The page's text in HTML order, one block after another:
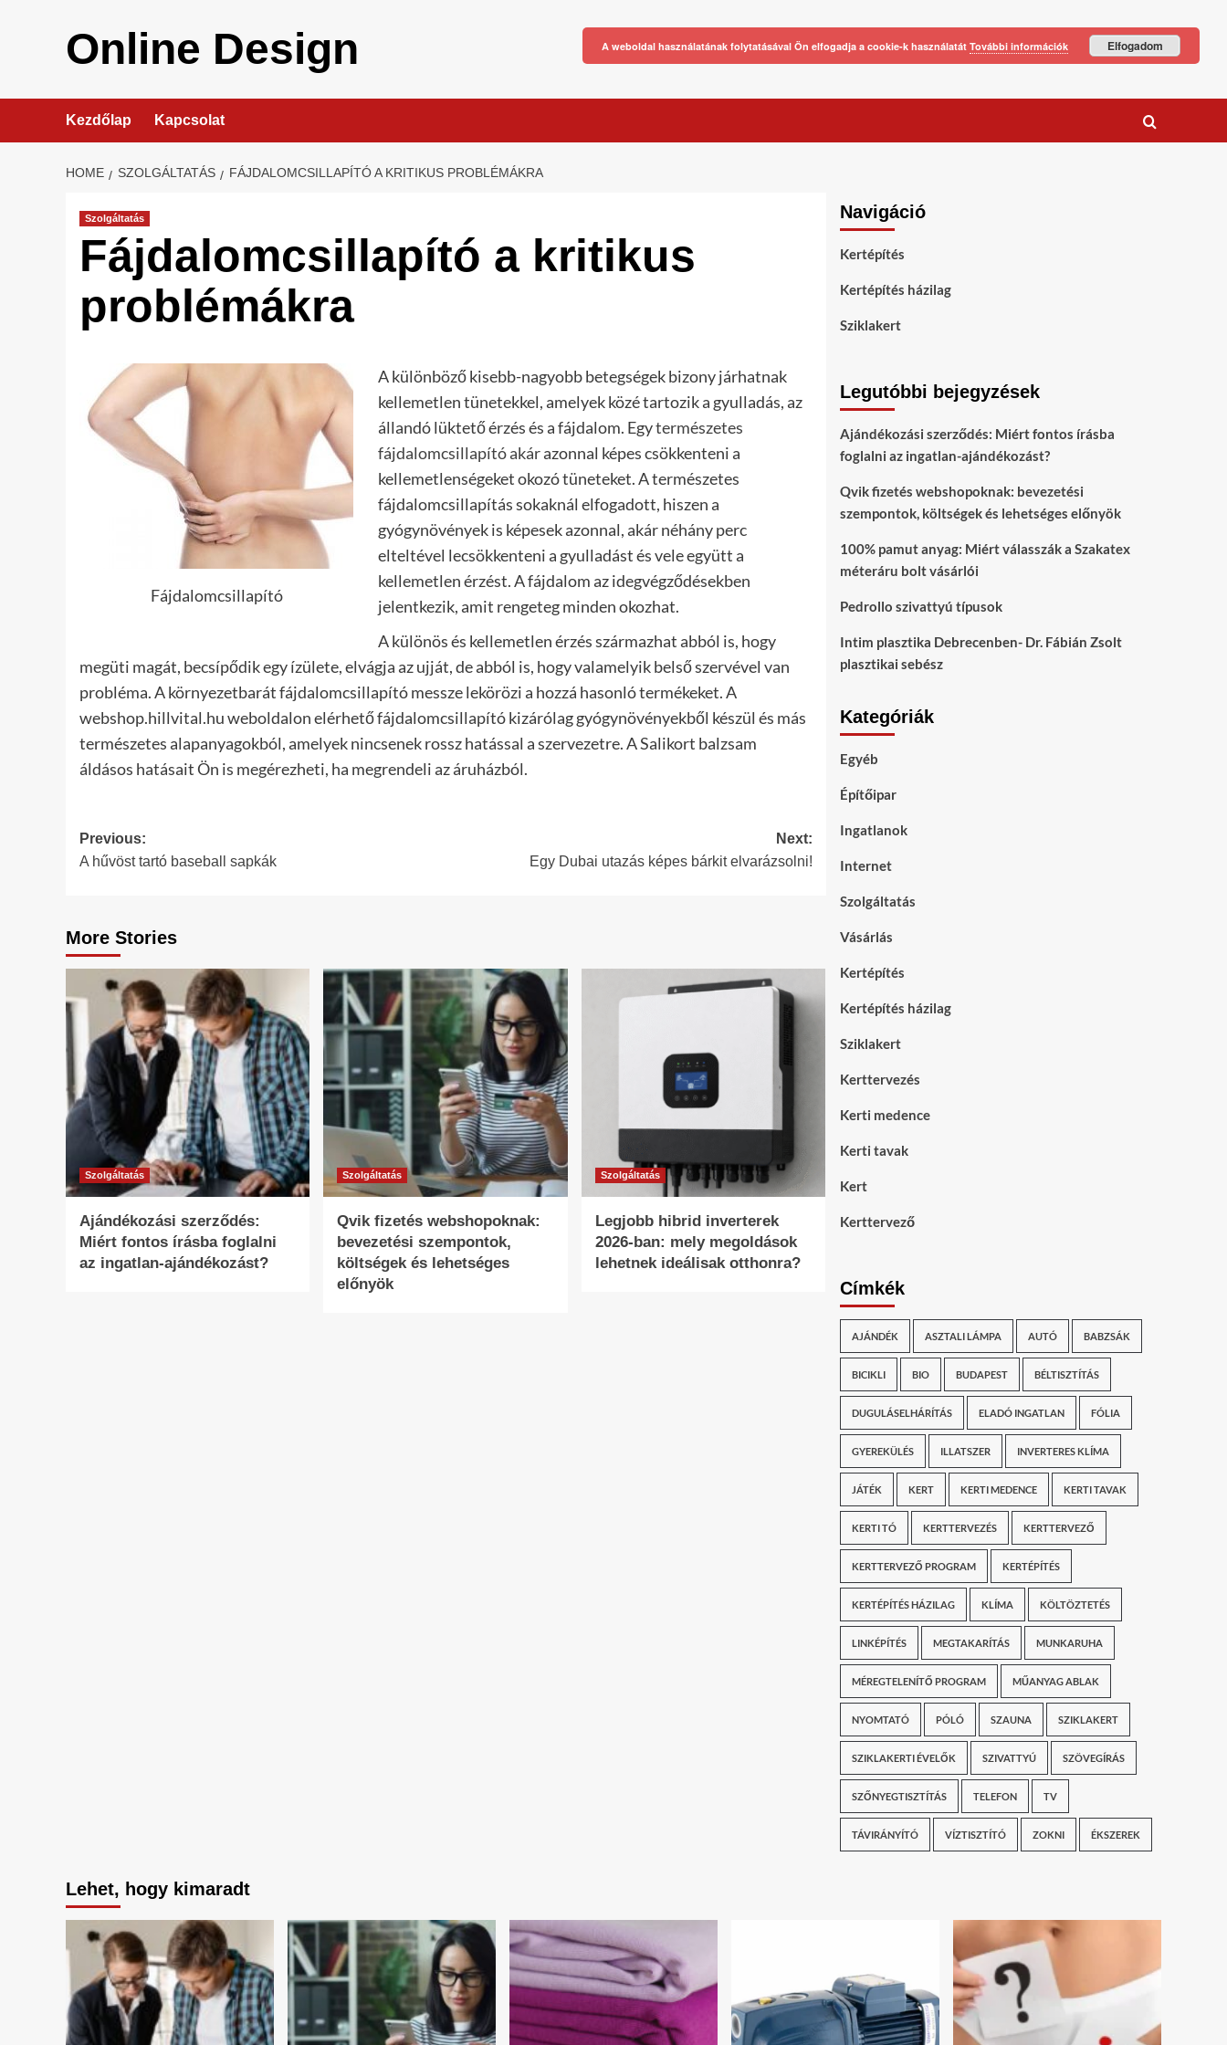
Online Design
Kezdőlap Kapcsolat
HOME SZOLGÁLTATÁS FÁJDALOMCSILLAPÍTÓ A KRITIKUS PROBLÉMÁKRA
Szolgáltatás
Fájdalomcsillapító a kritikus
problémákra
Fájdalomcsillapító
A különböző kisebb-nagyobb betegségek bizony járhatnak
kellemetlen tünetekkel, amelyek közé tartozik a gyulladás, az
állandó lüktető érzés és a fájdalom. Egytermészetes
fájdalomcsillapító akárazonnal képes csökkenteni a
kellemetlenségeket okozó tüneteket. A természetes
fájdalomcsillapítás sokaknál elfogadott, hiszen a
gyógynövények is képesek azonnal, akár néhány perc
elteltével lecsökkenteni a gyulladást és vele együtt a
kellemetlen érzést. A fájdalom az idegvégződésekben
jelentkezik, amit rengeteg minden okozhat.
A különös és kellemetlen érzés származhat abból is, hogy
megüti magát, becsípődik egy ízülete, elvágja az ujját, de abból is, hogy valamelyik belső szervével van
probléma. A környezetbarát fájdalomcsillapító messze lekörözi a hozzá hasonló termékeket. A
webshop.hillvital.hu weboldalon elérhető fájdalomcsillapító kizárólag gyógynövényekből készül és más
természetes alapanyagokból, amelyek nincsenek rossz hatással a szervezetre. A Salikort balzsam
áldásos hatásait Ön is megérezheti, ha megrendeli az áruházból.
Post
navigation
Previous:
A hűvöst tartó baseball sapkák
Next:
Egy Dubai utazás képes bárkit elvarázsolni!
More Stories
Szolgáltatás
Ajándékozási szerződés:
Miért fontos írásba foglalni
az ingatlan-ajándékozást?
Szolgáltatás
Qvik fizetés webshopoknak:
bevezetési szempontok,
költségek és lehetséges
előnyök
Szolgáltatás
Legjobb hibrid inverterek
2026-ban: mely megoldások
lehetnek ideálisak otthonra?
Navigáció
Kertépítés
Kertépítés házilag
Sziklakert
Legutóbbi bejegyzések
Ajándékozási szerződés: Miért fontos írásba
foglalni az ingatlan-ajándékozást?
Qvik fizetés webshopoknak: bevezetési
szempontok, költségek és lehetséges előnyök
100% pamut anyag: Miért válasszák a Szakatex
méteráru bolt vásárlói
Pedrollo szivattyú típusok
Intim plasztika Debrecenben- Dr. Fábián Zsolt
plasztikai sebész
Kategóriák
Egyéb
Építőipar
Ingatlanok
Internet
Szolgáltatás
Vásárlás
Kertépítés
Kertépítés házilag
Sziklakert
Kerttervezés
Kerti medence
Kerti tavak
Kert
Kerttervező
Címkék
AJÁNDÉK ASZTALI LÁMPA AUTÓ BABZSÁK
BICIKLI BIO BUDAPEST BÉLTISZTÍTÁS
DUGULÁSELHÁRÍTÁS ELADÓ INGATLAN FÓLIA
GYEREKÜLÉS ILLATSZER INVERTERES KLÍMA
JÁTÉK KERT KERTI MEDENCE KERTI TAVAK
KERTI TÓ KERTTERVEZÉS KERTTERVEZŐ
KERTTERVEZŐ PROGRAM KERTÉPÍTÉS
KERTÉPÍTÉS HÁZILAG KLÍMA KÖLTÖZTETÉS
LINKÉPÍTÉS MEGTAKARÍTÁS MUNKARUHA
MÉREGTELENÍTŐ PROGRAM MŰANYAG ABLAK
NYOMTATÓ PÓLÓ SZAUNA SZIKLAKERT
SZIKLAKERTI ÉVELŐK SZIVATTYÚ SZÖVEGÍRÁS
SZŐNYEGTISZTÍTÁS TELEFON TV
TÁVIRÁNYÍTÓ VÍZTISZTÍTÓ ZOKNI ÉKSZEREK
Lehet, hogy kimaradt
A weboldal használatának folytatásával Ön elfogadja a cookie-k használatát További információk Elfogadom